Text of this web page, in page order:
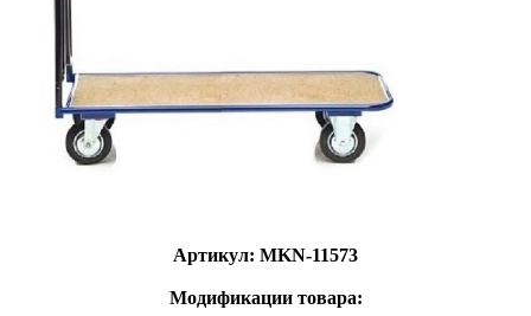
Артикул: MKN-11573
Модификации товара: